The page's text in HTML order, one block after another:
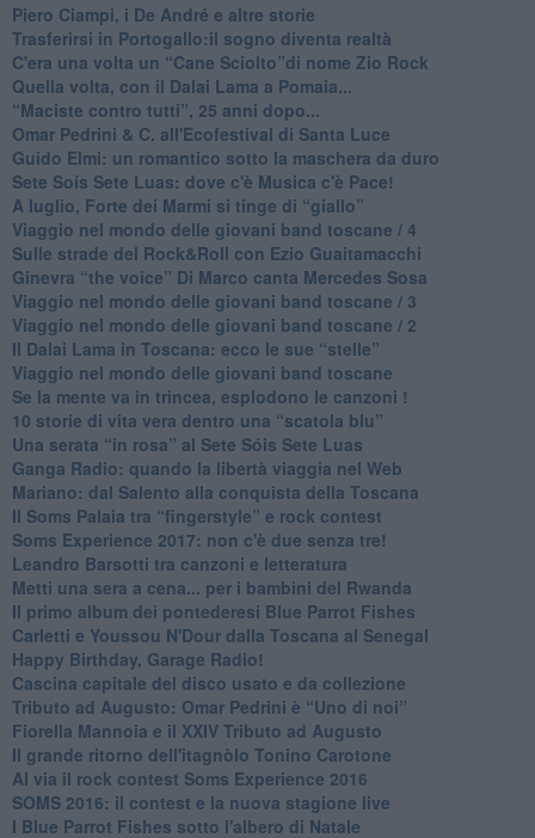
​Piero Ciampi, i De André e altre storie
​Trasferirsi in Portogallo:il sogno diventa realtà
​C'era una volta un “Cane Sciolto”di nome Zio Rock
Quella volta, con il Dalai Lama a Pomaia...
​“Maciste contro tutti”, 25 anni dopo...
​Omar Pedrini & C. all'Ecofestival di Santa Luce
Guido Elmi: un romantico sotto la maschera da duro
Sete Soís Sete Luas: dove c'è Musica c'è Pace!
​A luglio, Forte dei Marmi si tinge di “giallo”
Viaggio nel mondo delle giovani band toscane / 4
Sulle strade del Rock&Roll con Ezio Guaitamacchi
​Ginevra “the voice” Di Marco canta Mercedes Sosa
Viaggio nel mondo delle giovani band toscane / 3
​Viaggio nel mondo delle giovani band toscane / 2
Il Dalai Lama in Toscana: ecco le sue “stelle”
Viaggio nel mondo delle giovani band toscane
Se la mente va in trincea, esplodono le canzoni !
​10 storie di vita vera dentro una “scatola blu”
​Una serata “in rosa” al Sete Sóis Sete Luas
Ganga Radio: quando la libertà viaggia nel Web
Mariano: dal Salento alla conquista della Toscana
​Il Soms Palaia tra “fingerstyle” e rock contest
Soms Experience 2017: non c'è due senza tre!
​Leandro Barsotti tra canzoni e letteratura
​Metti una sera a cena... per i bambini del Rwanda
​Il primo album dei pontederesi Blue Parrot Fishes
Carletti e Youssou N'Dour dalla Toscana al Senegal
Happy Birthday, Garage Radio!
​Cascina capitale del disco usato e da collezione
Tributo ad Augusto: Omar Pedrini è “Uno di noi”
​Fiorella Mannoia e il XXIV Tributo ad Augusto
Il grande ritorno dell'itagnòlo Tonino Carotone
​Al via il rock contest Soms Experience 2016
​SOMS 2016: il contest e la nuova stagione live
I Blue Parrot Fishes sotto l'albero di Natale